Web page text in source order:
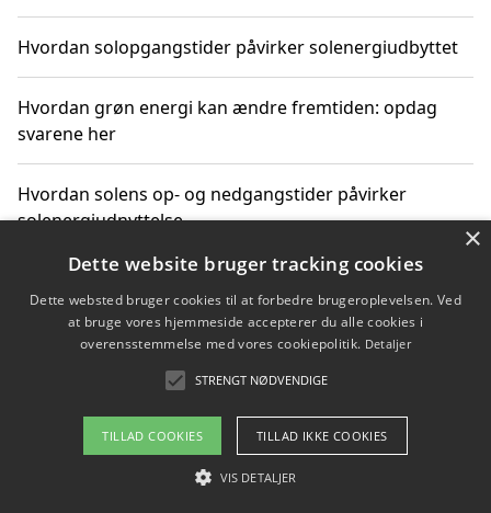
Hvordan solopgangstider påvirker solenergiudbyttet
Hvordan grøn energi kan ændre fremtiden: opdag
svarene her
Hvordan solens op- og nedgangstider påvirker
solenergiudnyttelse
Hvordan du får svar på energispørgsmål om
vedvarende energikilder
Om / kontakt
Blog Betingelser
×
Dette website bruger tracking cookies
Dette websted bruger cookies til at forbedre brugeroplevelsen. Ved
at bruge vores hjemmeside accepterer du alle cookies i
overensstemmelse med vores cookiepolitik. Detaljer
STRENGT NØDVENDIGE
TILLAD COOKIES TILLAD IKKE COOKIES
VIS DETALJER